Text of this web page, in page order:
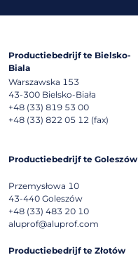
Productiebedrijf te Bielsko-
Biala
Warszawska 153
43-300 Bielsko-Biała
+48 (33) 819 53 00
+48 (33) 822 05 12 (fax)
Productiebedrijf te Goleszów
Przemysłowa 10
43-440 Goleszów
+48 (33) 483 20 10
aluprof@aluprof.com
Productiebedrijf te Złotów